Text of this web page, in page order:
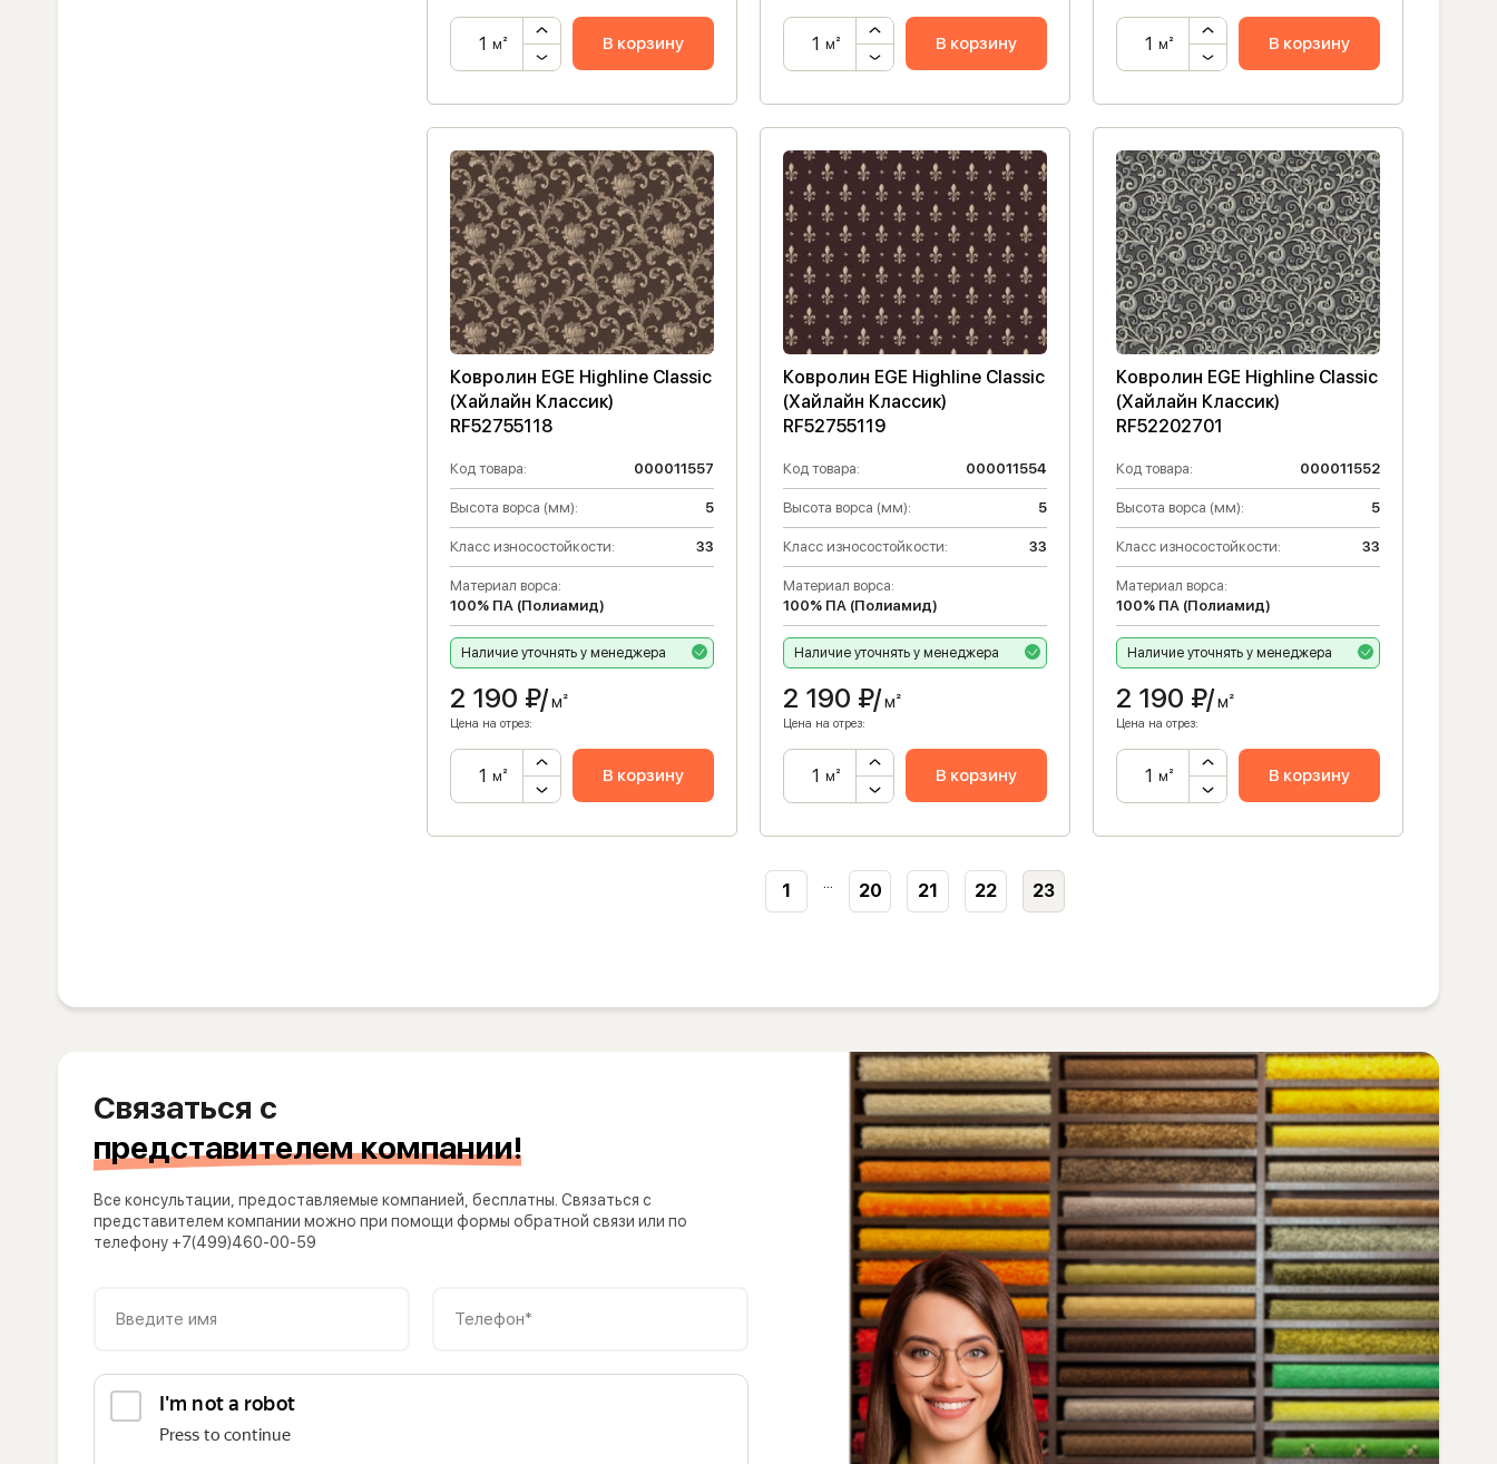
м² В корзину м² В корзину м² В корзину
Ковролин EGE Highline Classic
(Хайлайн Классик)
RF52755118
Код товара: 000011557
Высота ворса (мм): 5
Класс износостойкости: 33
Материал ворса:
100% ПА (Полиамид)
Наличие уточнять у менеджера
2 190 ₽/м²
Цена на отрез:
м² В корзину
Ковролин EGE Highline Classic
(Хайлайн Классик)
RF52755119
Код товара: 000011554
Высота ворса (мм): 5
Класс износостойкости: 33
Материал ворса:
100% ПА (Полиамид)
Наличие уточнять у менеджера
2 190 ₽/м²
Цена на отрез:
м² В корзину
Ковролин EGE Highline Classic
(Хайлайн Классик)
RF52202701
Код товара: 000011552
Высота ворса (мм): 5
Класс износостойкости: 33
Материал ворса:
100% ПА (Полиамид)
Наличие уточнять у менеджера
2 190 ₽/м²
Цена на отрез:
м² В корзину
1 ... 20 21 22 23
Связаться с
представителем компании!
Все консультации, предоставляемые компанией, бесплатны. Связаться с
представителем компании можно при помощи формы обратной связи или по
телефону +7(499)460-00-59
Введите имя Телефон*